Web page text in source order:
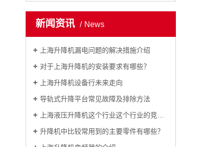
新闻资讯 News
上海升降机漏电问题的解决措施介绍
对于上海升降机的安装要求有哪些？
上海升降机设备行未来走向
导轨式升降平台常见故障及排除方法
上海液压升降机这个行业这个行业的竞争性在哪里
升降机中比较常用到的主要零件有哪些？